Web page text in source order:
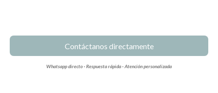
Contáctanos directamente
Whatsapp directo · Respuesta rápida · Atención personalizada